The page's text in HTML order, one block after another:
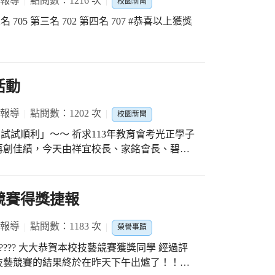
動
導 點閱數：1202 次 校園新聞
年教育會考光正學子
佳績，今天由祥宜校長、家銘會長、碧霞
文
人人考上心中的第一志願，在光正成為更
賽得獎捷報
導 點閱數：1183 次 榮譽事蹟
大大恭賀本校技藝競賽獲獎同學 經過評
競賽的結果終於在昨天下午出爐了！！